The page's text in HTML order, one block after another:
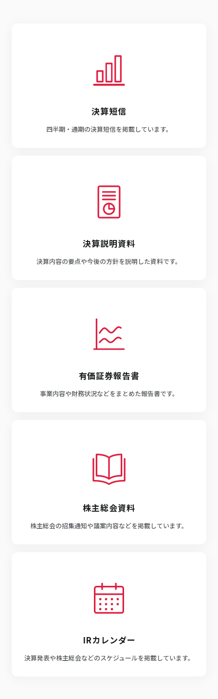
決算短信
四半期・通期の決算短信を掲載しています。
決算説明資料
決算内容の要点や今後の方針を説明した資料です。
有価証券報告書
事業内容や財務状況などをまとめた報告書です。
株主総会資料
株主総会の招集通知や議案内容などを掲載しています。
IRカレンダー
決算発表や株主総会などのスケジュールを掲載しています。